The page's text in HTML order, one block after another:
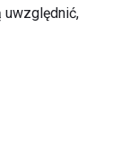
uwzględnić,